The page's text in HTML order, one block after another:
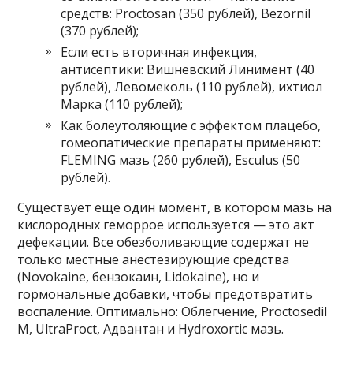
средств: Proctosan (350 рублей), Bezornil
(370 рублей);
Если есть вторичная инфекция,
антисептики: Вишневский Линимент (40
рублей), Левомеколь (110 рублей), ихтиол
Марка (110 рублей);
Как болеутоляющие с эффектом плацебо,
гомеопатические препараты применяют:
FLEMING мазь (260 рублей), Esculus (50
рублей).
Существует еще один момент, в котором мазь на
кислородных геморрое используется — это акт
дефекации. Все обезболивающие содержат не
только местные анестезирующие средства
(Novokaine, бензокаин, Lidokaine), но и
гормональные добавки, чтобы предотвратить
воспаление. Оптимально: Облегчение, Proctosedil
M, UltraProct, Адвантан и Hydroxortic мазь.